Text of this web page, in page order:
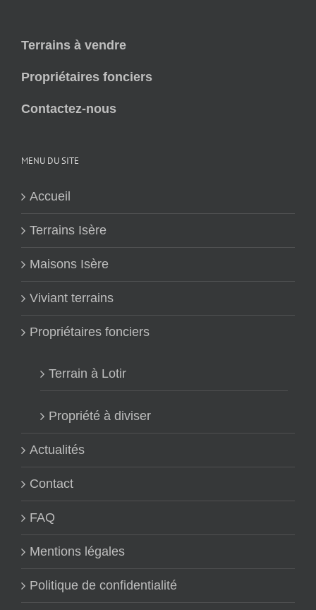
Terrains à vendre
Propriétaires fonciers
Contactez-nous
MENU DU SITE
Accueil
Terrains Isère
Maisons Isère
Viviant terrains
Propriétaires fonciers
Terrain à Lotir
Propriété à diviser
Actualités
Contact
FAQ
Mentions légales
Politique de confidentialité